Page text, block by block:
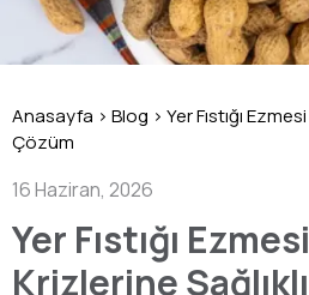
Anasayfa > Blog > Yer Fıstığı
Çözüm
16 Haziran, 2026
Yer Fıstığı
Krizlerine